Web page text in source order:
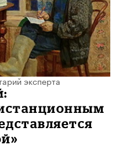
эксперта